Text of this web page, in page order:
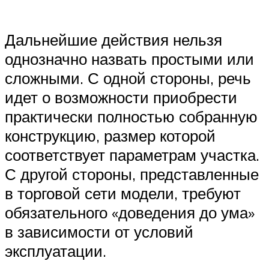
Дальнейшие действия нельзя
однозначно назвать простыми или
сложными. С одной стороны, речь
идет о возможности приобрести
практически полностью собранную
конструкцию, размер которой
соответствует параметрам участка.
С другой стороны, представленные
в торговой сети модели, требуют
обязательного «доведения до ума»
в зависимости от условий
эксплуатации.